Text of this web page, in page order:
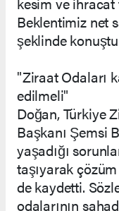
Beklentimiz net
şeklinde
"Ziraat Odaları
edilmeli"
Doğan, Türkiye
Başkanı Şemsi
yaşadığı
taşıyarak
de kaydetti.
odalarının